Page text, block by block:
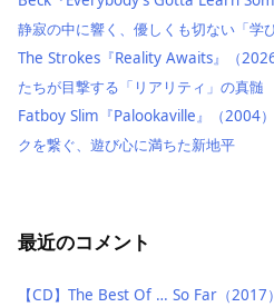
静寂の中に響く、優しくも切ない「学
The Strokes『Reality Awaits』（
たちが目撃する「リアリティ」の真髄
Fatboy Slim『Palookaville』（2004
クを繋ぐ、遊び心に満ちた新地平
最近のコメント
【CD】The Best Of … So Far（2017